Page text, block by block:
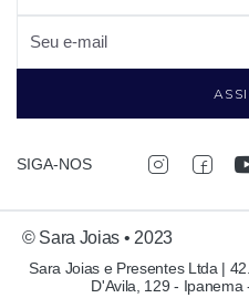
Seu e-mail
SIGA-NOS
© Sara Joias • 2023
Sara Joias e Presentes Ltda |
D'Avila, 129 -